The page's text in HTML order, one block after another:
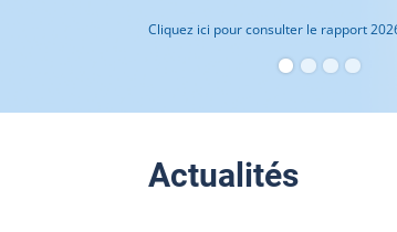
Cliquez ici pour consulter le rapport 2026
Actualités